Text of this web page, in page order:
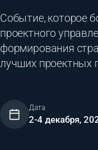
Событие, которое
проектного
формирования
лучших проектных
Дата
2-4 декабря,